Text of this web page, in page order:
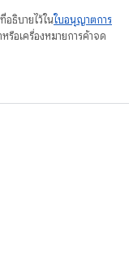
ธิบายไว้ในใบอนุญาตการ
รือเครื่องหมายการค้าจด